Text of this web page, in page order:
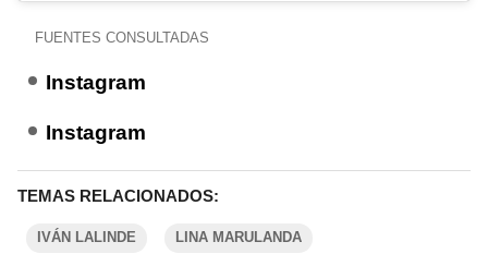
FUENTES CONSULTADAS
Instagram
Instagram
TEMAS RELACIONADOS:
IVÁN LALINDE LINA MARULANDA